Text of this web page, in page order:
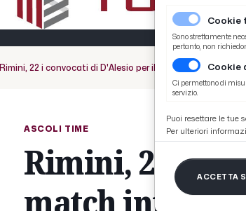
Rimini, 22 i convocati di D'Alesio per il match interno con
ASCOLI TIME
Rimini, 22 i
match interno
Cookie
Sono strettamente
pertanto, non
Cookie
Ci permettono di
servizio.
Puoi resettare le tue
Per ulteriori
ACCETTA